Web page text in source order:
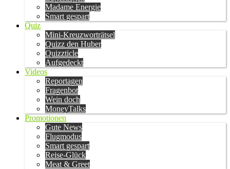
Madame Energie
Smart gespart
Quiz
Mini-Kreuzworträtsel
Quizz den Huber
Quizzticle
Aufgedeckt
Videos
Reportagen
Fragenbot
Wein doch
MoneyTalks
Promotionen
Gute News
Flugmodus
Smart gespart
Reise-Glück
Meat & Greet